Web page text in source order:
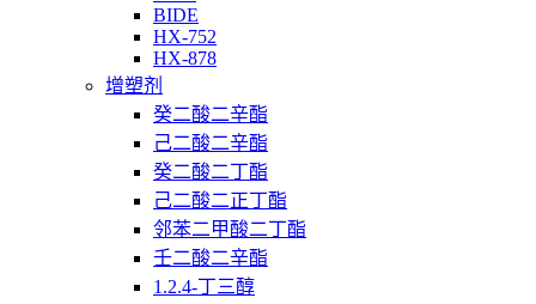
BIDE
HX-752
HX-878
增塑剂
癸二酸二辛酯
己二酸二辛酯
癸二酸二丁酯
己二酸二正丁酯
邻苯二甲酸二丁酯
壬二酸二辛酯
1.2.4-丁三醇